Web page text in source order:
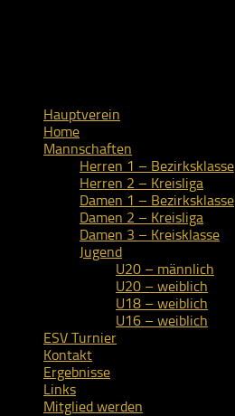
Hauptverein
Home
Mannschaften
Herren 1 – Bezirksklasse
Herren 2 – Kreisliga
Damen 1 – Bezirksklasse
Damen 2 – Kreisliga
Damen 3 – Kreisklasse
Jugend
U20 – männlich
U20 – weiblich
U18 – weiblich
U16 – weiblich
ESV Turnier
Kontakt
Ergebnisse
Links
Mitglied werden